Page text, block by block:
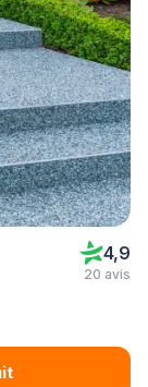
4,9
20 avis